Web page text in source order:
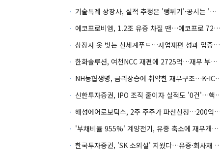
기술특례 상장사, 실적 추정은 '뻥튀기'·공시는 '누락'
에코프로비엠, 1.2조 유증 차질 땐…에코프로 7270억 '독박'
상장사 옷 벗는 신세계푸드…사업재편 성과 입증할까
한화솔루션, 여천NCC 재편에 2725억…재무 부담 커지나
NH농협생명, 금리상승에 취
신한투자증권, IPO 조직 줄
해성에어로보틱스, 2주 주주가 파산
'부채비율 955%' 계양전기, 유증 축소에 재무개선 효과 '뚝'
한국투자증권, 'SK 소외설' 지웠